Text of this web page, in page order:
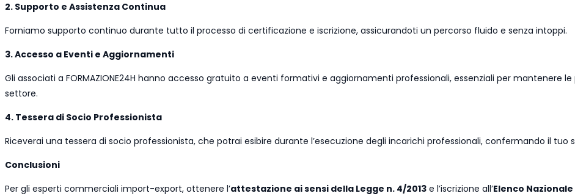
2. Supporto e Assistenza Continua
Forniamo supporto continuo durante tutto il processo di certificazione e iscrizione, assicurandoti un percorso fluido e senza intoppi.
3. Accesso a Eventi e Aggiornamenti
Gli associati a FORMAZIONE24H hanno accesso gratuito a eventi formativi e aggiornamenti professionali, essenziali per mantenere
settore.
4. Tessera di Socio Professionista
Riceverai una tessera di socio professionista, che potrai esibire durante l’esecuzione degli incarichi professionali, confermando il
Conclusioni
Per gli esperti commerciali import-export, ottenere l’attestazione ai sensi della Legge n. 4/2013 e l’iscrizione all’Elenco Nazionale